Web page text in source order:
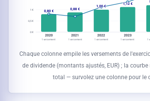
0 €
0,5 €
1 €
2020
1 versement
2021
1 versement
2022
1 versement
2023
1 versement 1
0,80 € 0,88 €
1,00 €
1,12 €
Chaque colonne empile les versements de
de dividende (montants ajustés, EUR) ; la
total — survolez une colonne pour le